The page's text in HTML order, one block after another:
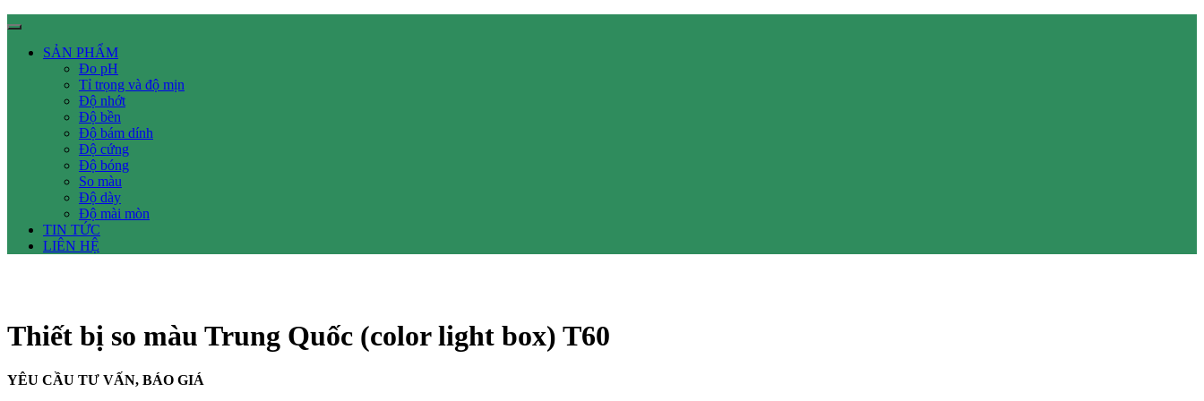
SẢN PHẨM
Đo pH
Tỉ trọng và độ mịn
Độ nhớt
Độ bền
Độ bám dính
Độ cứng
Độ bóng
So màu
Độ dày
Độ mài mòn
TIN TỨC
LIÊN HỆ
Thiết bị so màu Trung Quốc (color light box) T60
YÊU CẦU TƯ VẤN, BÁO GIÁ